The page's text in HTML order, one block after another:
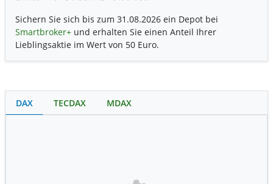
Sichern Sie sich bis zum 31.08.2026 ein Depot bei
Smartbroker+ und erhalten Sie einen Anteil Ihrer
Lieblingsaktie im Wert von 50 Euro.
DAX TECDAX MDAX